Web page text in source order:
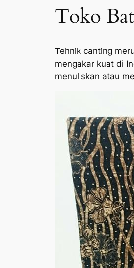
Toko
Tehnik canting
mengakar kuat di
menuliskan atau